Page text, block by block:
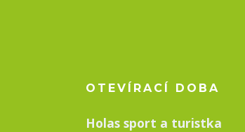
OTEVÍRACÍ DOBA
Holas sport a turistka